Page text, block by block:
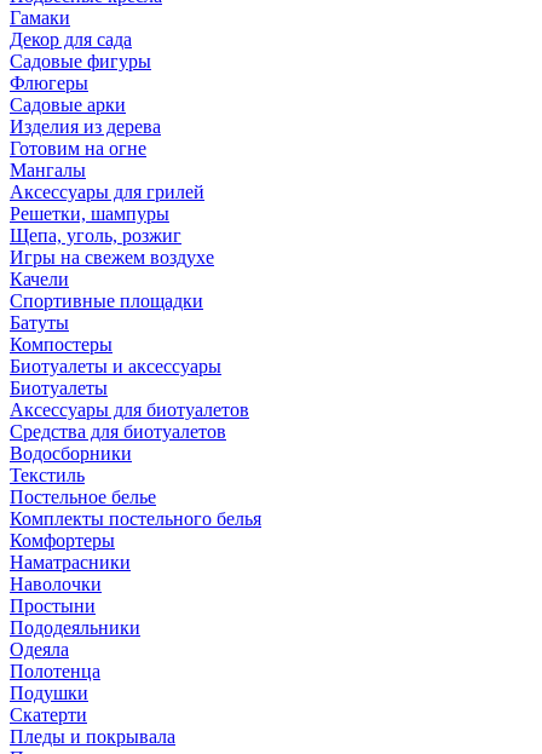
Гамаки
Декор для сада
Садовые фигуры
Флюгеры
Садовые арки
Изделия из дерева
Готовим на огне
Мангалы
Аксессуары для грилей
Решетки, шампуры
Щепа, уголь, розжиг
Игры на свежем воздухе
Качели
Спортивные площадки
Батуты
Компостеры
Биотуалеты и аксессуары
Биотуалеты
Аксессуары для биотуалетов
Средства для биотуалетов
Водосборники
Текстиль
Постельное белье
Комплекты постельного белья
Комфортеры
Наматрасники
Наволочки
Простыни
Пододеяльники
Одеяла
Полотенца
Подушки
Скатерти
Пледы и покрывала